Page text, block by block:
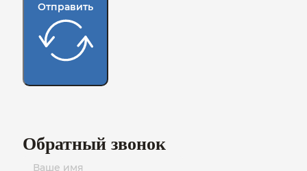
Отправить
Обратный звонок